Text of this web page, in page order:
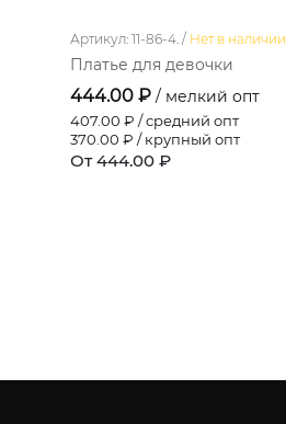
Артикул: 11-86-4. / Нет в наличии
Платье для девочки
444.00 ₽ / мелкий опт
407.00 ₽ / средний опт
370.00 ₽ / крупный опт
От 444.00 ₽